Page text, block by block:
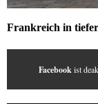
Frankreich in
Facebookist